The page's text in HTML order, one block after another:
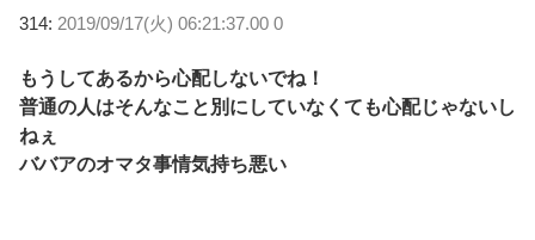
314: 2019/09/17(火) 06:21:37.00 0
もうしてあるから心配しないでね！
普通の人はそんなこと別にしていなくても心配じゃないし
ねぇ
ババアのオマタ事情気持ち悪い